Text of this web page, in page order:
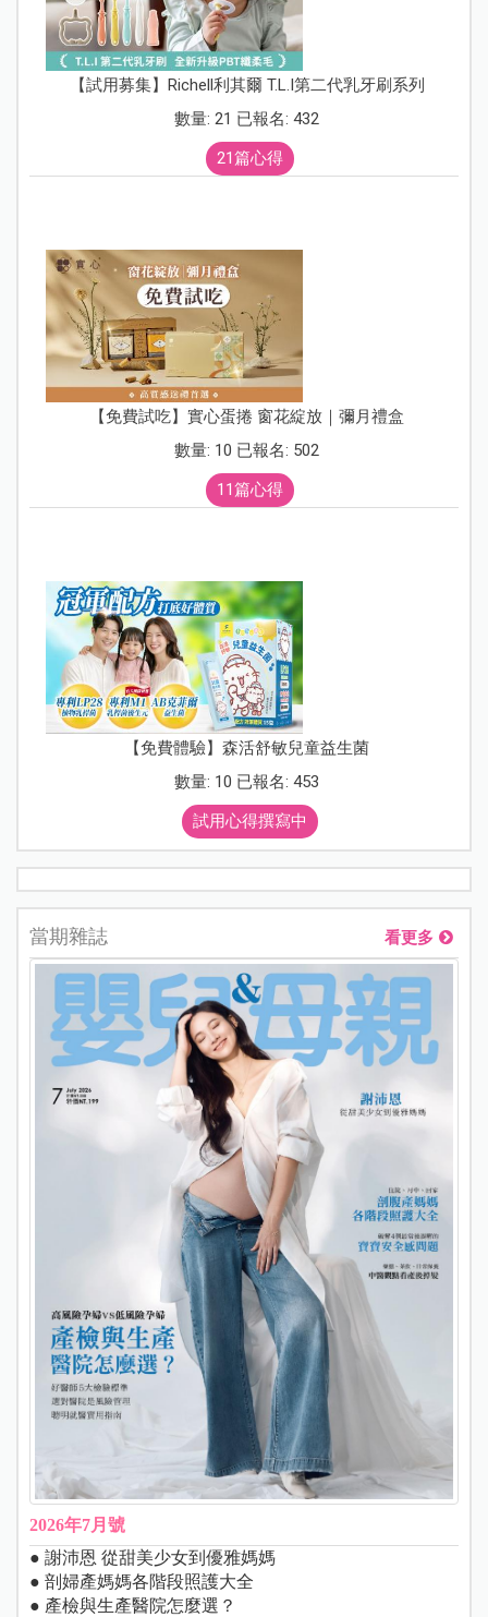
【試用募集】Richell利其爾 T.L.I第二代乳牙刷系列
數量: 21 已報名: 432
21篇心得
【免費試吃】實心蛋捲 窗花綻放｜彌月禮盒
數量: 10 已報名: 502
11篇心得
【免費體驗】森活舒敏兒童益生菌
數量: 10 已報名: 453
試用心得撰寫中
當期雜誌 看更多
2026年7月號
● 謝沛恩 從甜美少女到優雅媽媽
● 剖婦產媽媽各階段照護大全
● 產檢與生產醫院怎麼選？